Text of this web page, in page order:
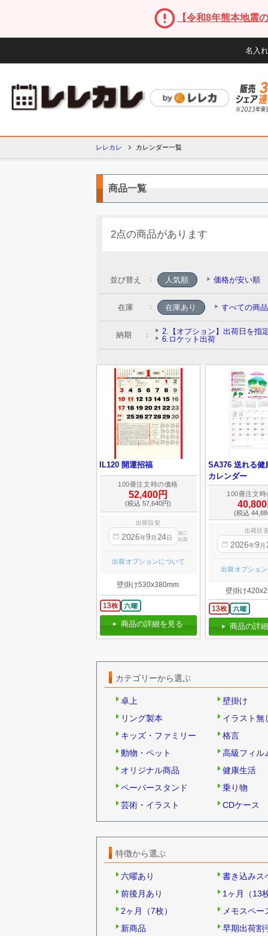
【令和8年熊本地震
名入
レレカレ カレンダー一覧
商品一覧
2点の商品があります
並び替え ： 人気順 価格が安い順
在庫 ：
納期 ：
IL120 開運招福
100冊注文時の価格
52,400円
(税込 57,640円)
出荷目安
2026年9 月 24日
迄に
出荷
出荷オプションについて
壁掛け530x380mm
商品の詳細を見る
SA376 送れる健
カレンダー
100冊注文時
(税込
出荷目
2026年9 月
出荷オプショ
壁掛け
商品の詳
カテゴリーから選ぶ
卓上
壁掛け
リング製本
イラスト無
キッズ・ファミリー
格言
動物・ペット
高級フィル
オリジナル商品
健康生活
ペーパースタンド
乗り物
芸術・イラスト
CDケース
特徴から選ぶ
六曜あり
書き込みス
前後月あり
1ヶ月（13
2ヶ月（7枚）
メモスペ
新商品
早期出荷割